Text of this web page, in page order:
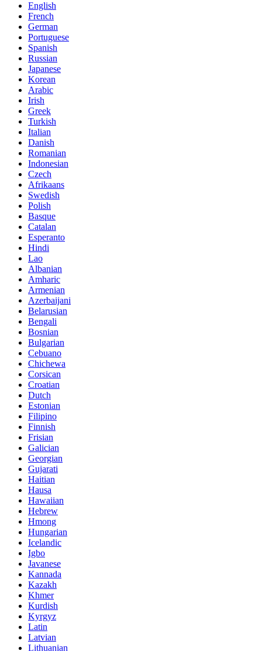
English
French
German
Portuguese
Spanish
Russian
Japanese
Korean
Arabic
Irish
Greek
Turkish
Italian
Danish
Romanian
Indonesian
Czech
Afrikaans
Swedish
Polish
Basque
Catalan
Esperanto
Hindi
Lao
Albanian
Amharic
Armenian
Azerbaijani
Belarusian
Bengali
Bosnian
Bulgarian
Cebuano
Chichewa
Corsican
Croatian
Dutch
Estonian
Filipino
Finnish
Frisian
Galician
Georgian
Gujarati
Haitian
Hausa
Hawaiian
Hebrew
Hmong
Hungarian
Icelandic
Igbo
Javanese
Kannada
Kazakh
Khmer
Kurdish
Kyrgyz
Latin
Latvian
Lithuanian